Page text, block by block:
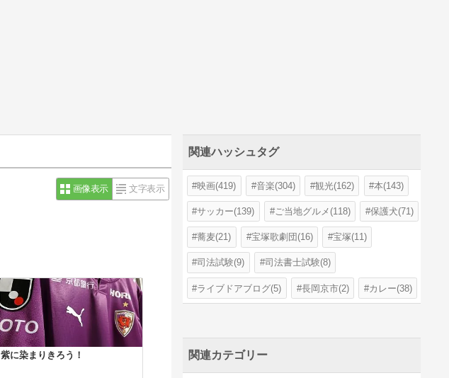
画像表示 文字表示
紫に染まりきろう！
関連ハッシュタグ
映画(419) 音楽(304) 観光(162) 本(143)
サッカー(139) ご当地グルメ(118) 保護犬(71)
蕎麦(21) 宝塚歌劇団(16) 宝塚(11)
司法試験(9) 司法書士試験(8)
ライブドアブログ(5) 長岡京市(2) カレー(38)
関連カテゴリー